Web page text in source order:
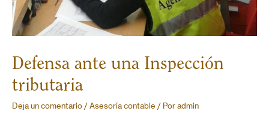
Defensa ante una Inspección
tributaria
Deja un comentario / Asesoría contable / Por admin